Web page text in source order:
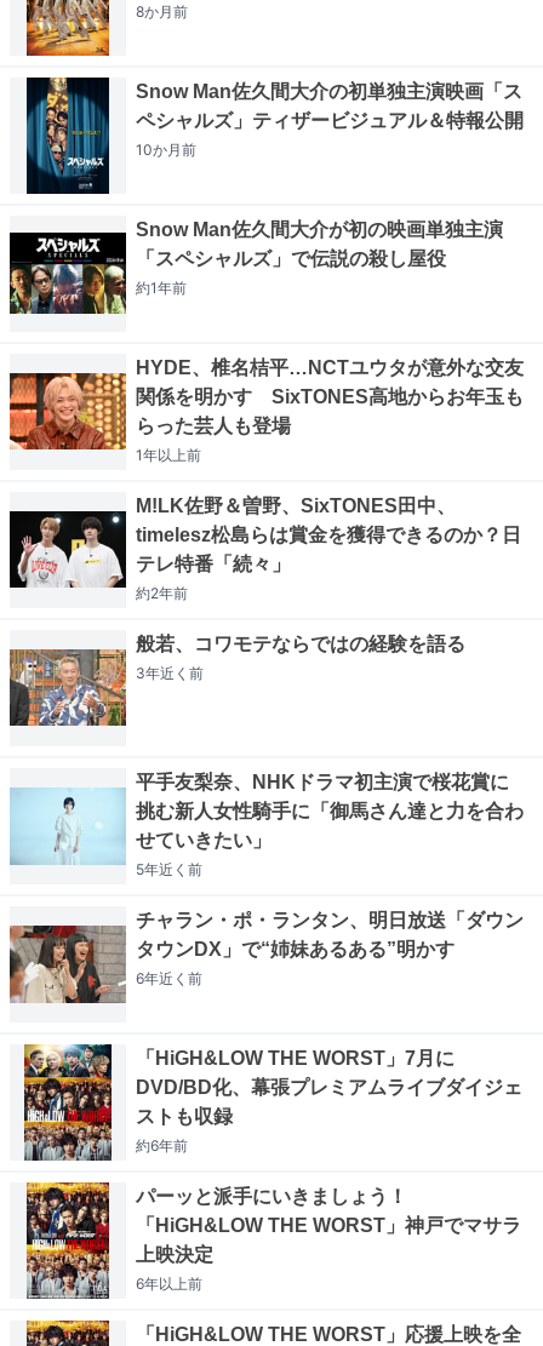
8か月前
Snow Man佐久間大介の初単独主演映画「ス
ペシャルズ」ティザービジュアル＆特報公開
10か月前
Snow Man佐久間大介が初の映画単独主演
「スペシャルズ」で伝説の殺し屋役
約1年前
HYDE、椎名桔平…NCTユウタが意外な交友
関係を明かす SixTONES高地からお年玉も
らった芸人も登場
1年以上前
M!LK佐野＆曽野、SixTONES田中、
timelesz松島らは賞金を獲得できるのか？日
テレ特番「続々」
約2年前
般若、コワモテならではの経験を語る
3年近く 前
平手友梨奈、NHKドラマ初主演で桜花賞に
挑む新人女性騎手に「御馬さん達と力を合わ
せていきたい」
5年近く 前
チャラン・ポ・ランタン、明日放送「ダウン
タウンDX」で“姉妹あるある”明かす
6年近く 前
「HiGH&LOW THE WORST」7月に
DVD/BD化、幕張プレミアムライブダイジェ
ストも収録
約6年前
パーッと派手にいきましょう！
「HiGH&LOW THE WORST」神戸でマサラ
上映決定
6年以上前
「HiGH&LOW THE WORST」応援上映を全